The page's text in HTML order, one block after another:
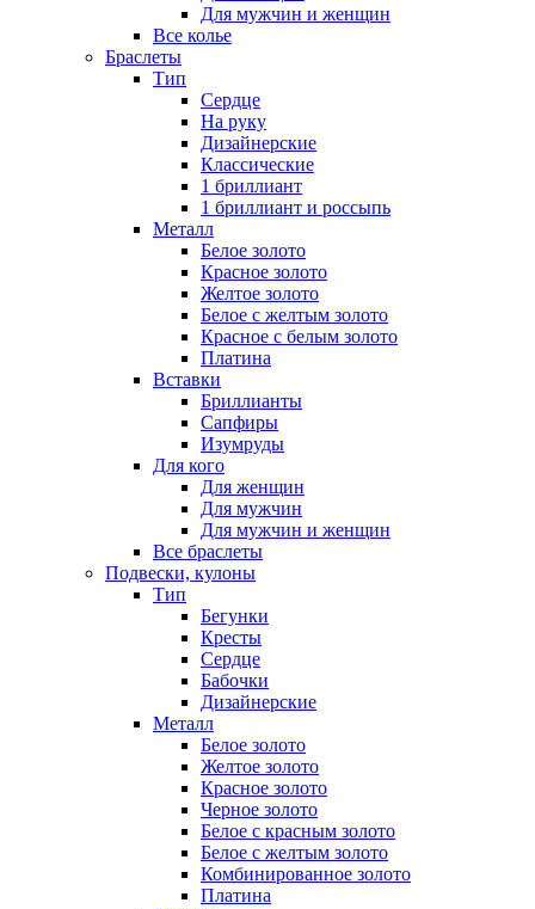
Для мужчин и женщин
Все колье
Браслеты
Тип
Сердце
На руку
Дизайнерские
Классические
1 бриллиант
1 бриллиант и россыпь
Металл
Белое золото
Красное золото
Желтое золото
Белое с желтым золото
Красное с белым золото
Платина
Вставки
Бриллианты
Сапфиры
Изумруды
Для кого
Для женщин
Для мужчин
Для мужчин и женщин
Все браслеты
Подвески, кулоны
Тип
Бегунки
Кресты
Сердце
Бабочки
Дизайнерские
Металл
Белое золото
Желтое золото
Красное золото
Черное золото
Белое с красным золото
Белое с желтым золото
Комбинированное золото
Платина